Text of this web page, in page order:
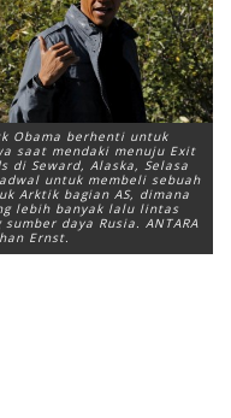
Obama berhenti untuk
saat mendaki menuju Exit
di Seward, Alaska, Selasa
untuk membeli sebuah
Arktik bagian AS, dimana
lebih banyak lalu lintas
daya Rusia. ANTARA
Ernst.